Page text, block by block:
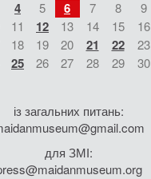
4 5 6 7 8
9
11 12 13 14 15
16
18 19 20 21 22
23
25 26 27 28 29
30
із загальних питань:
для ЗМІ: